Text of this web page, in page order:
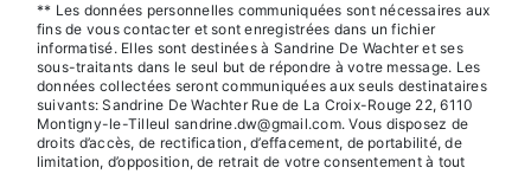
** Les données personnelles communiquées sont nécessaires aux
fins de vous contacter et sont enregistrées dans un fichier
informatisé. Elles sont destinées à Sandrine De Wachter et ses
sous-traitants dans le seul but de répondre à votre message. Les
données collectées seront communiquées aux seuls destinataires
suivants: Sandrine De Wachter Rue de La Croix-Rouge 22, 6110
Montigny-le-Tilleul sandrine.dw@gmail.com. Vous disposez de
droits d’accès, de rectification, d’effacement, de portabilité, de
limitation, d’opposition, de retrait de votre consentement à tout